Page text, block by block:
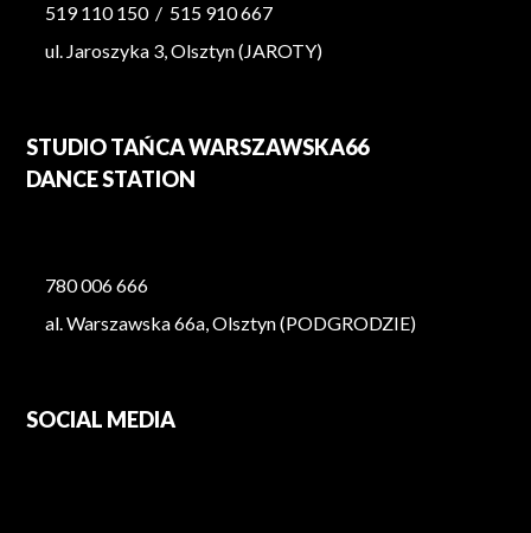
519 110 150 / 515 910 667
ul. Jaroszyka 3, Olsztyn (JAROTY)
STUDIO TAŃCA WARSZAWSKA66
DANCE STATION
780 006 666
al. Warszawska 66a, Olsztyn (PODGRODZIE)
SOCIAL MEDIA